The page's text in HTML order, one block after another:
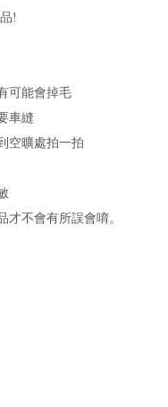
!
可能會掉毛
車縫
空曠處拍一拍
不會有所誤會唷。